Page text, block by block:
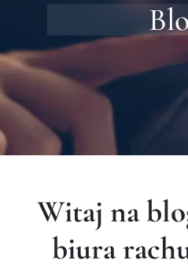
Witaj na
biura